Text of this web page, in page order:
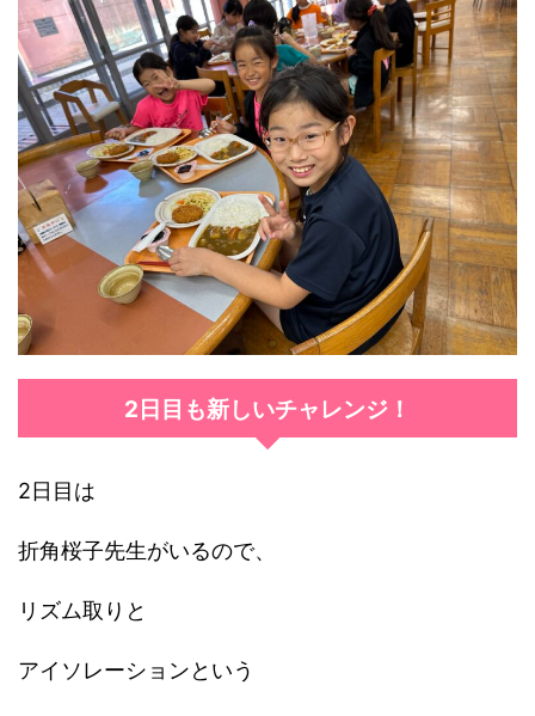
2日目も新しいチャレンジ！
2日目は
折角桜子先生がいるので、
リズム取りと
アイソレーションという